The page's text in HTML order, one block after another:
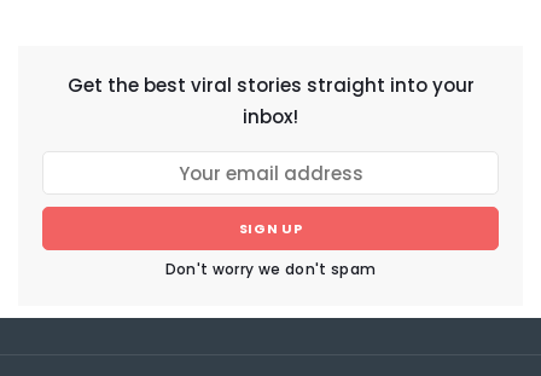
Get the best viral stories straight into your
inbox!
SIGN UP
Don't worry we don't spam